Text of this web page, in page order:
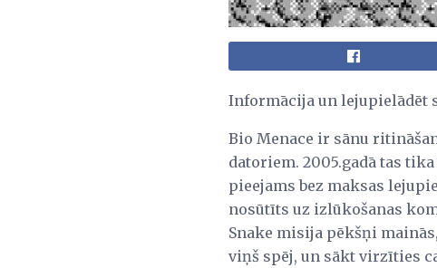
Informācija un lejupielādēt
Bio Menace ir sānu
datoriem. 2005.gadā tas
pieejams bez maksas
nosūtīts uz izlūkošanas
Snake misija pēkšņi
viņš spēj, un sākt virzīties